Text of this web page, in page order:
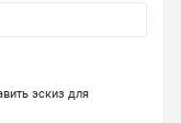
эскиз для